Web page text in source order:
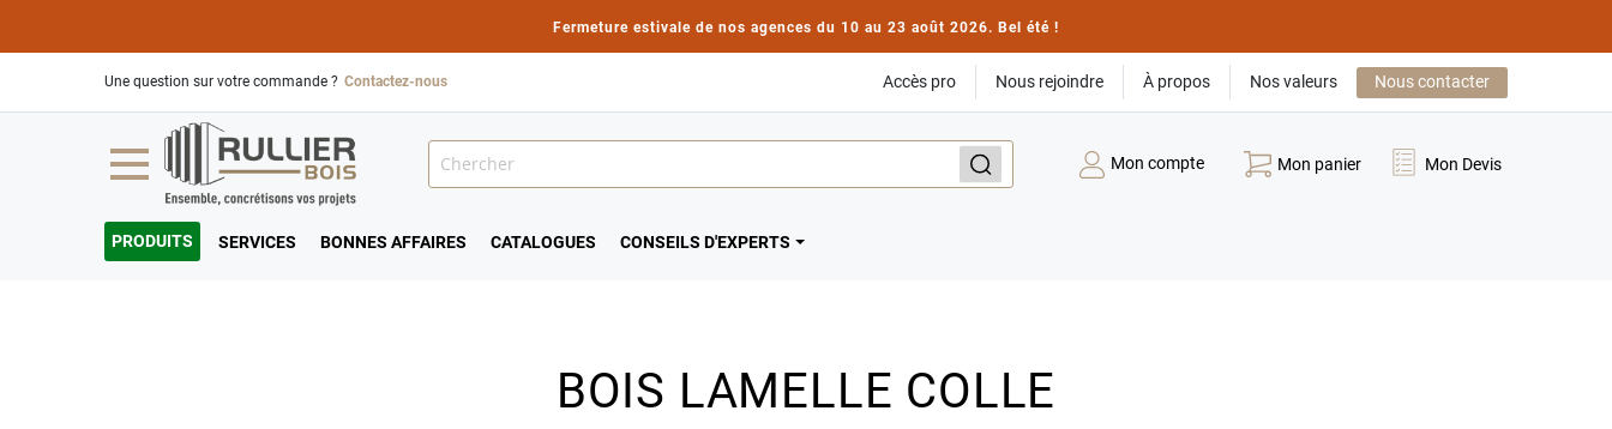
Fermeture estivale de nos agences du 10 au 23 août 2026. Bel été !
Une question sur votre commande ? Contactez-nous Accès pro Nous rejoindre À propos Nos valeurs Nous contacter
Mon compte Mon panier Mon Devis
PRODUITS SERVICES BONNES AFFAIRES CATALOGUES CONSEILS D'EXPERTS
BOIS LAMELLE COLLE